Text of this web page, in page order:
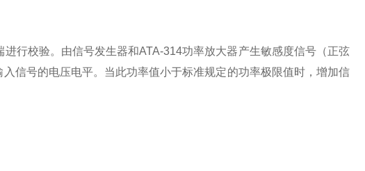
行校验。由信号发生器和ATA-314功率放大器产生敏感度信号（正弦
信号的电压电平。当此功率值小于标准规定的功率极限值时，增加信